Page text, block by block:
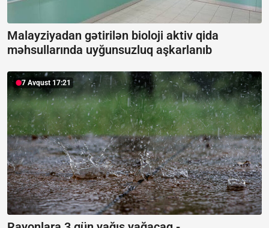
Malayziyadan gətirilən bioloji aktiv qida
məhsullarında uyğunsuzluq aşkarlanıb
7 Avqust 17:21